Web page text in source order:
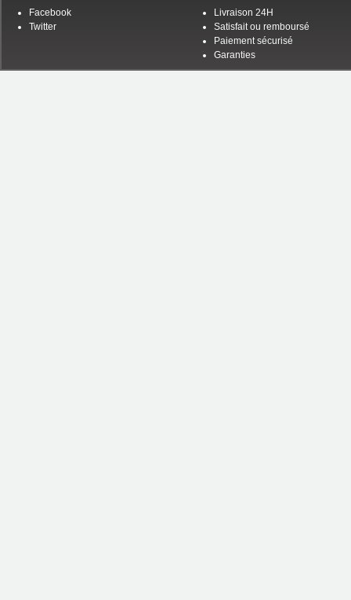
Facebook
Twitter
Livraison 24H
Satisfait ou remboursé
Paiement sécurisé
Garanties